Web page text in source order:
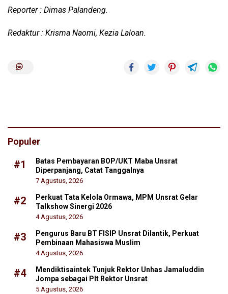
Reporter : Dimas Palandeng.
Redaktur : Krisma Naomi, Kezia Laloan.
Populer
#1
Batas Pembayaran BOP/UKT Maba Unsrat
Diperpanjang, Catat Tanggalnya
7 Agustus, 2026
#2
Perkuat Tata Kelola Ormawa, MPM Unsrat Gelar
Talkshow Sinergi 2026
4 Agustus, 2026
#3
Pengurus Baru BT FISIP Unsrat Dilantik, Perkuat
Pembinaan Mahasiswa Muslim
4 Agustus, 2026
#4
Mendiktisaintek Tunjuk Rektor Unhas Jamaluddin
Jompa sebagai Plt Rektor Unsrat
5 Agustus, 2026